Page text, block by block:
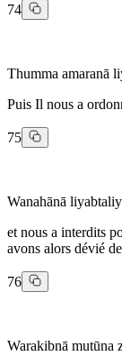
74
Thumma amaranā
Puis Il nous a
75
Wanahānā
et nous a interdits
avons alors dévié
76
Warakibnā mutūna